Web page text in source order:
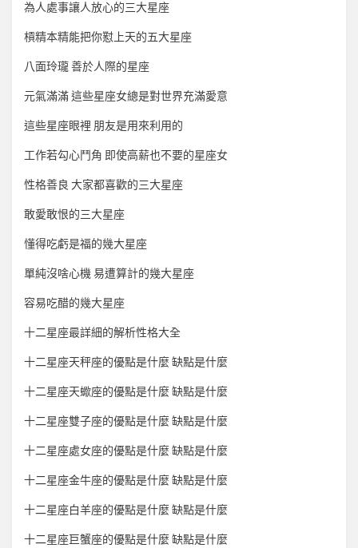
為人處事讓人放心的三大星座
槓精本精能把你懟上天的五大星座
八面玲瓏 善於人際的星座
元氣滿滿 這些星座女總是對世界充滿愛意
這些星座眼裡 朋友是用來利用的
工作若勾心鬥角 即使高薪也不要的星座女
性格善良 大家都喜歡的三大星座
敢愛敢恨的三大星座
懂得吃虧是福的幾大星座
單純沒啥心機 易遭算計的幾大星座
容易吃醋的幾大星座
十二星座最詳細的解析性格大全
十二星座天秤座的優點是什麼 缺點是什麼
十二星座天蠍座的優點是什麼 缺點是什麼
十二星座雙子座的優點是什麼 缺點是什麼
十二星座處女座的優點是什麼 缺點是什麼
十二星座金牛座的優點是什麼 缺點是什麼
十二星座白羊座的優點是什麼 缺點是什麼
十二星座巨蟹座的優點是什麼 缺點是什麼